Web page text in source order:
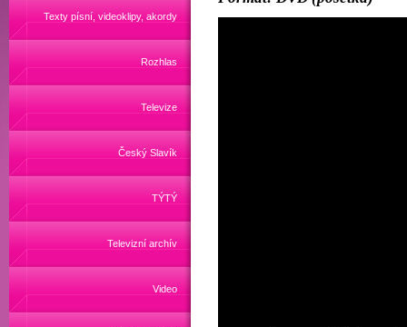
Texty písní, videoklipy, akordy
Rozhlas
Televize
Český Slavík
TÝTÝ
Televizní archív
Video